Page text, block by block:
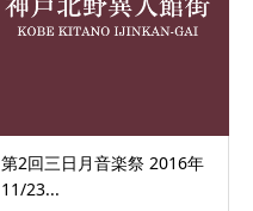
第2回三日月音楽祭 2016年
11/23...